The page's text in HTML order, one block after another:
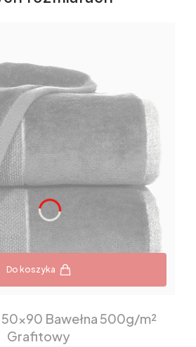
Do koszyka
50x90 Bawełna 500g/m²
Grafitowy